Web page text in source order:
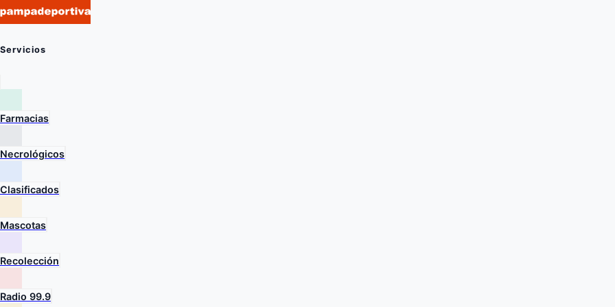
Servicios
Farmacias
Necrológicos
Clasificados
Mascotas
Recolección
Radio 99.9